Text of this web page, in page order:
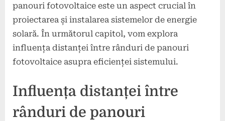
panouri fotovoltaice este un aspect crucial în
proiectarea și instalarea sistemelor de energie
solară. În următorul capitol, vom explora
influența distanței între rânduri de panouri
fotovoltaice asupra eficienței sistemului.
Influența distanței între
rânduri de panouri